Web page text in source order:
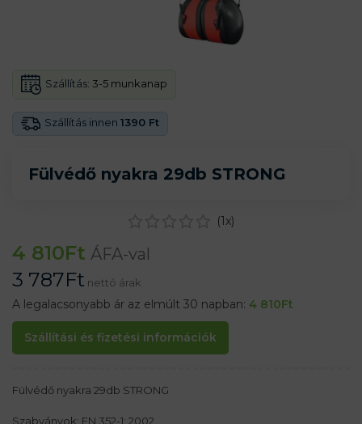
Fülvédő nyakra 29db STRONG
Szállítás innen 1390 Ft
Szállítás: 3-5 munkanap
(1x)
4 810Ft ÁFA-val
3 787Ft nettó árak
A legalacsonyabb ár az elmúlt 30 napban: 4 810Ft
Szállítási és fizetési információk
Fülvédő nyakra 29db STRONG
Szabványok: EN 352-1: 2002